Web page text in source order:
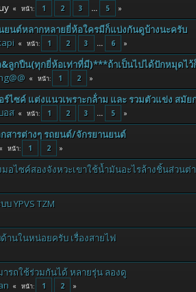
หน้า 1 2 3 ... 5
ยนต์หลากหลายยี่ห้อใครมีก็แบ่งกันดูบ้างนะครับ
หน้า 1 2 3 ... 6
ลูกปืน(ทุกยี่ห้อเท่าที่มี)***ถ้าเป็นไปได้ปักหมุดไว้
หน้า 1 2
ร์ไซค์ แต่งแนวเพราะกล้่าม และ รวมตัวแข่ง สมั
อส หน้า 1 2 3 ... 5
สารต่างๆ รถยนต์/จักรยานยนต์
หน้า 1 2
มอไซค์สองจังหวะเขาใช้น้ำมันอะไรล้างชิ้นส่วนต่
YPVS TZM
านในหน่อยครับ เรื่องสายไฟ
รถใช้ร่วมกันได้ หลายรุ่น ลองดู
หน้า 1 2